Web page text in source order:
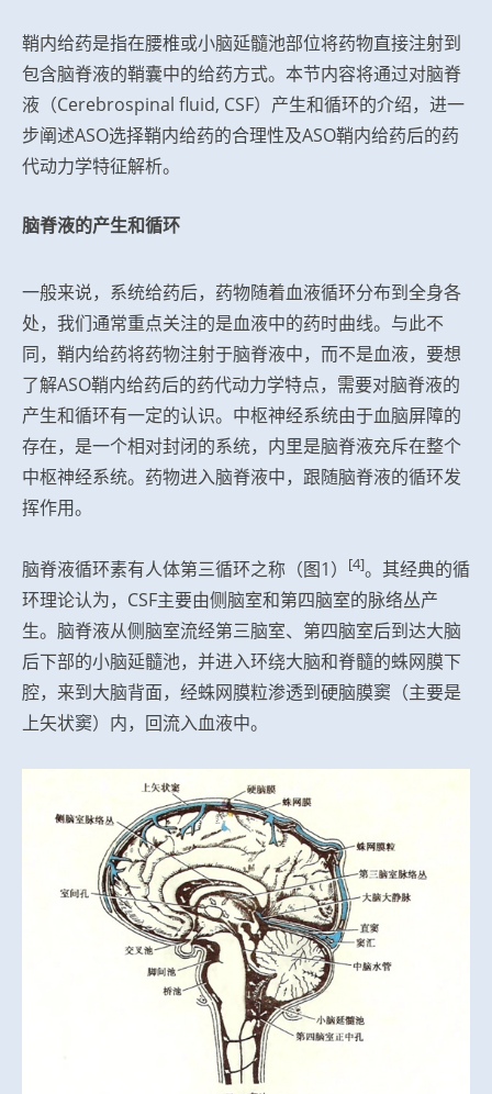
鞘内给药是指在腰椎或小脑延髓池部位将药物直接注射到
包含脑脊液的鞘囊中的给药方式。本节内容将通过对脑脊
液（Cerebrospinal fluid, CSF）产生和循环的介绍，进一
步阐述ASO选择鞘内给药的合理性及ASO鞘内给药后的药
代动力学特征解析。
脑脊液的产生和循环
一般来说，系统给药后，药物随着血液循环分布到全身各
处，我们通常重点关注的是血液中的药时曲线。与此不
同，鞘内给药将药物注射于脑脊液中，而不是血液，要想
了解ASO鞘内给药后的药代动力学特点，需要对脑脊液的
产生和循环有一定的认识。中枢神经系统由于血脑屏障的
存在，是一个相对封闭的系统，内里是脑脊液充斥在整个
中枢神经系统。药物进入脑脊液中，跟随脑脊液的循环发
挥作用。
脑脊液循环素有人体第三循环之称（图1） [4]。其经典的循
环理论认为，CSF主要由侧脑室和第四脑室的脉络丛产
生。脑脊液从侧脑室流经第三脑室、第四脑室后到达大脑
后下部的小脑延髓池，并进入环绕大脑和脊髓的蛛网膜下
腔，来到大脑背面，经蛛网膜粒渗透到硬脑膜窦（主要是
上矢状窦）内，回流入血液中。